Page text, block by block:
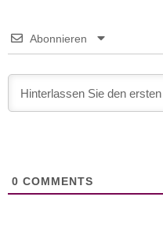
Abonnieren
0 COMMENTS